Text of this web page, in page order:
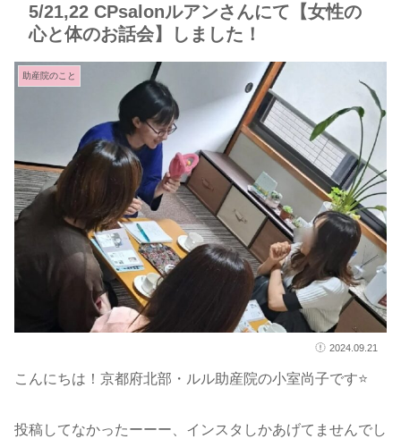
5/21,22 CPsalonルアンさんにて【女性の
心と体のお話会】しました！
助産院のこと
2024.09.21
こんにちは！京都府北部・ルル助産院の小室尚子です⭐
投稿してなかったーーー、インスタしかあげてませんでし